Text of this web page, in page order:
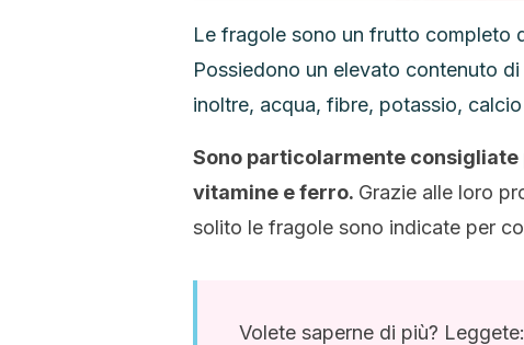
Le fragole sono un frutto completo
Possiedono un elevato contenuto
inoltre, acqua, fibre, potassio,
Sono particolarmente
vitamine e ferro. Grazie alle loro
solito le fragole sono indicate per
Volete saperne di più? Leggete: